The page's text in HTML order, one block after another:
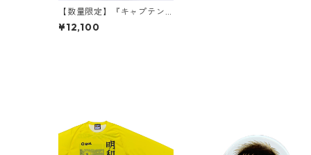
【数量限定】『キャプテン
翼』ソフビコレクション 大
空翼「国際Jr.ユース大会日
¥12,100